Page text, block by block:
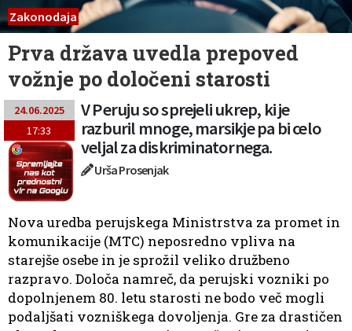
Zakonodaja
Prva država uvedla prepoved
vožnje po določeni starosti
24.06.2025
17:33
V Peruju so sprejeli ukrep, ki je
razburil mnoge, marsikje pa bi celo
veljal za diskriminatornega.
Urša Prosenjak
Nova uredba perujskega Ministrstva za promet in
komunikacije (MTC) neposredno vpliva na
starejše osebe in je sprožil veliko družbeno
razpravo. Določa namreč, da perujski vozniki po
dopolnjenem 80. letu starosti ne bodo več mogli
podaljšati vozniškega dovoljenja. Gre za drastičen